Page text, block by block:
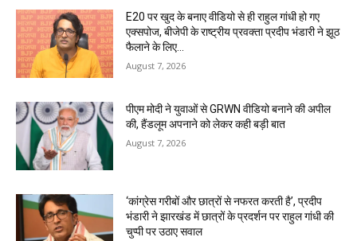
E20 पर खुद के बनाए वीडियो से ही राहुल गांधी हो गए
एक्सपोज, बीजेपी के राष्ट्रीय प्रवक्ता प्रदीप भंडारी ने झूठ
फैलाने के लिए...
August 7, 2026
पीएम मोदी ने युवाओं से GRWN वीडियो बनाने की अपील
की, हैंडलूम अपनाने को लेकर कही बड़ी बात
August 7, 2026
‘कांग्रेस गरीबों और छात्रों से नफरत करती है’, प्रदीप
भंडारी ने झारखंड में छात्रों के प्रदर्शन पर राहुल गांधी की
चुप्पी पर उठाए सवाल